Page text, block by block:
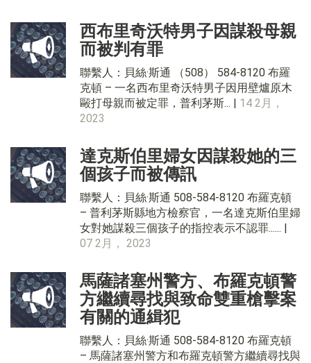
西布里奇沃特男子因謀殺母親
而被判有罪
聯繫人：貝絲·斯通 （508） 584-8120 布羅
克頓 – 一名西布里奇沃特男子因用壁爐原木
毆打母親而被定罪，普利茅斯... | 14 2月，
2023
達克斯伯里婦女因謀殺她的三
個孩子而被傳訊
聯繫人：貝絲·斯通 508-584-8120 布羅克頓
– 普利茅斯縣地方檢察官，一名達克斯伯里婦
女對她謀殺三個孩子的指控表示不認罪...... |
07 2月， 2023
馬薩諸塞州警方、布羅克頓警
方繼續尋找與致命雙重槍擊案
有關的通緝犯
聯繫人：貝絲·斯通 508-584-8120 布羅克頓
– 馬薩諸塞州警方和布羅克頓警方繼續尋找與